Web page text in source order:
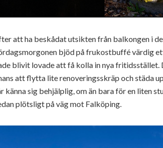
att ha beskådat utsikten från balkongen i
bjöd på frukostbuffé värdig
blivit lovade att få kolla in nya
att flytta lite renoveringsskräp och städa
känna sig behjälplig, om än bara för en liten
plötsligt på väg mot Falköping.